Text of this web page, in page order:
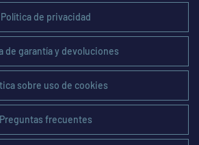
Política de privacidad
de garantía y devoluciones
sobre uso de cookies
Preguntas frecuentes